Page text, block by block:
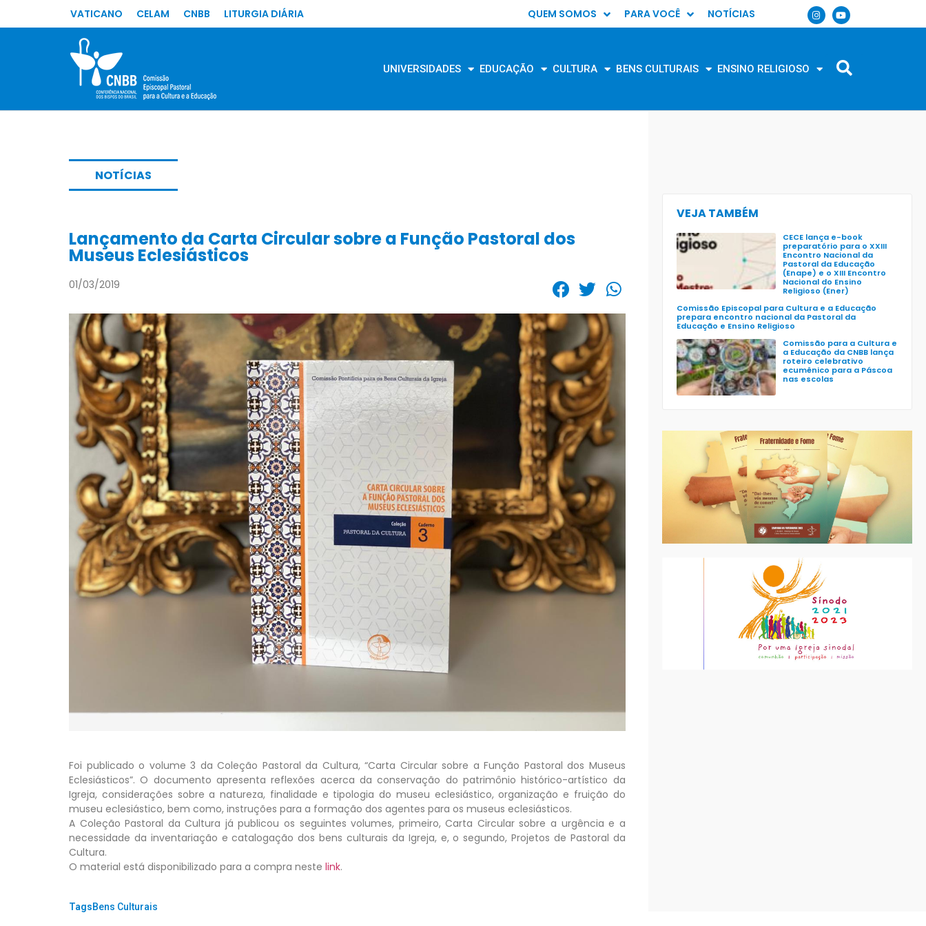
VATICANO CELAM CNBB LITURGIA DIÁRIA QUEM SOMOS PARA VOCÊ NOTÍCIAS
UNIVERSIDADES EDUCAÇÃO CULTURA BENS CULTURAIS ENSINO RELIGIOSO
NOTÍCIAS
Lançamento da Carta Circular sobre a Função Pastoral dos
Museus Eclesiásticos
01/03/2019
Foi publicado o volume 3 da Coleção Pastoral da Cultura, “Carta Circular sobre a Função Pastoral dos Museus
Eclesiásticos”. O documento apresenta reflexões acerca da conservação do patrimônio histórico-artístico da
Igreja, considerações sobre a natureza, finalidade e tipologia do museu eclesiástico, organização e fruição do
museu eclesiástico, bem como, instruções para a formação dos agentes para os museus eclesiásticos.
A Coleção Pastoral da Cultura já publicou os seguintes volumes, primeiro, Carta Circular sobre a urgência e a
necessidade da inventariação e catalogação dos bens culturais da Igreja, e, o segundo, Projetos de Pastoral da
Cultura.
O material está disponibilizado para a compra neste link.
Tags:Bens Culturais
VEJA TAMBÉM
CECE lança e-book
preparatório para o XXIII
Encontro Nacional da
Pastoral da Educação
(Enape) e o XIII Encontro
Nacional do Ensino
Religioso (Ener)
Comissão Episcopal para Cultura e a Educação
prepara encontro nacional da Pastoral da
Educação e Ensino Religioso
Comissão para a Cultura e
a Educação da CNBB lança
roteiro celebrativo
ecumênico para a Páscoa
nas escolas